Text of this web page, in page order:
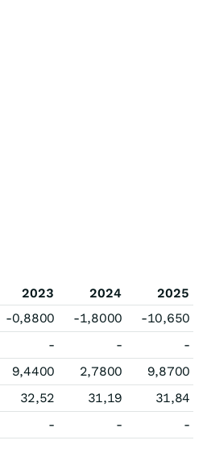
2023 2024
2025
-0,8800 -1,8000
-10,650
- -
-
9,4400 2,7800
9,8700
32,52 31,19
31,84
- - -